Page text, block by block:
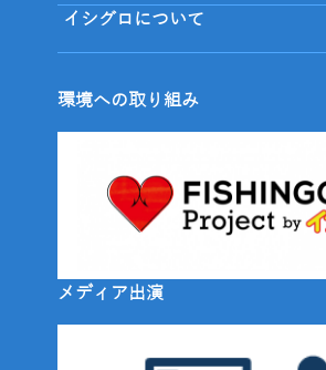
イシグロについて
環境への取り組み
メディア出演